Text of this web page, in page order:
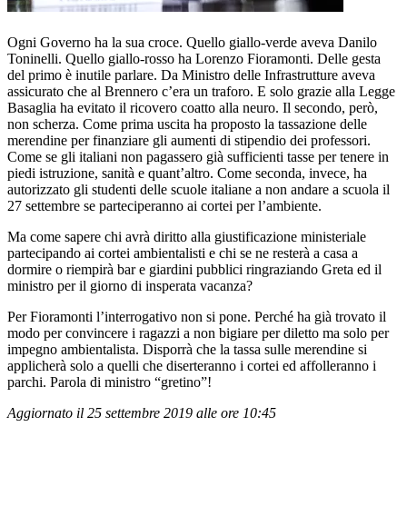
Ogni Governo ha la sua croce. Quello giallo-verde aveva Danilo
Toninelli. Quello giallo-rosso ha Lorenzo Fioramonti. Delle gesta
del primo è inutile parlare. Da Ministro delle Infrastrutture aveva
assicurato che al Brennero c’era un traforo. E solo grazie alla Legge
Basaglia ha evitato il ricovero coatto alla neuro. Il secondo, però,
non scherza. Come prima uscita ha proposto la tassazione delle
merendine per finanziare gli aumenti di stipendio dei professori.
Come se gli italiani non pagassero già sufficienti tasse per tenere in
piedi istruzione, sanità e quant’altro. Come seconda, invece, ha
autorizzato gli studenti delle scuole italiane a non andare a scuola il
27 settembre se parteciperanno ai cortei per l’ambiente.
Ma come sapere chi avrà diritto alla giustificazione ministeriale
partecipando ai cortei ambientalisti e chi se ne resterà a casa a
dormire o riempirà bar e giardini pubblici ringraziando Greta ed il
ministro per il giorno di insperata vacanza?
Per Fioramonti l’interrogativo non si pone. Perché ha già trovato il
modo per convincere i ragazzi a non bigiare per diletto ma solo per
impegno ambientalista. Disporrà che la tassa sulle merendine si
applicherà solo a quelli che diserteranno i cortei ed affolleranno i
parchi. Parola di ministro “gretino”!
Aggiornato il 25 settembre 2019 alle ore 10:45